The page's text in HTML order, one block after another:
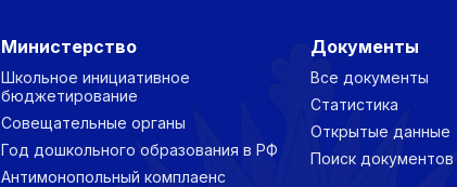
Министерство
Школьное инициативное
бюджетирование
Совещательные органы
Год дошкольного образования в РФ
Антимонопольный комплаенс
Документы
Все документы
Статистика
Открытые данные
Поиск документов